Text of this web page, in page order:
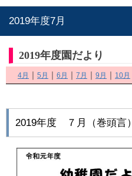
2019年度7月
2019年度園だより
4月 5月 6月 7月 9月 10月
2019年度 ７月（巻頭言）